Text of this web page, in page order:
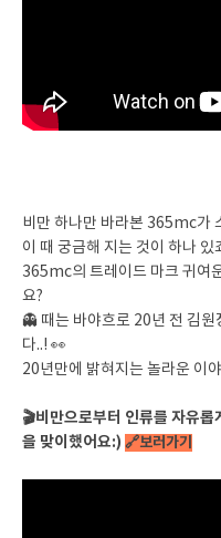
비만 하나만 바라본 365mc가
이 때 궁금해 지는 것이 하나 있
365mc의 트레이드 마크 귀여
요?
👻 때는 바야흐로 20년 전 김원
다..! 👀
20년만에 밝혀지는 놀라운 이
🎬비만으로부터 인류를 자유
을 맞이했어요:) 🔗보러가기